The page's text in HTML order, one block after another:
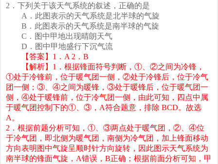
2．下列关于该天气系统的叙述，正确的是
A．此图表示的天气系统是北半球的气旋
B．此图表示的天气系统是南半球的气旋
C．图中甲地出现晴朗天气
D．图中甲地盛行下沉气流
【答案】1．A 2．B
【解析】1．根据锋面符号判断，①、②之间为冷锋，
①处于冷锋前，位于暖气团一侧，②处于冷锋后，位于冷气
团一侧；③、④之间为暖锋，③处于暖锋后，位于暖气团一
侧，④处于暖锋前，位于冷气团一侧，由此可知，四点中属
于暖气团控制下的①、③，A符合题意，排除 BCD。故选
A。
2．根据前题分析可知，①、③两点处于暖气团，②、④位
于冷气团，即北侧为暖气团，南侧为冷气团，加上锋面移动
方向表明图中气旋呈顺时针方向旋转，因此图示天气系统为
南半球的锋面气旋，A错误，B正确；根据前面分析可知，甲